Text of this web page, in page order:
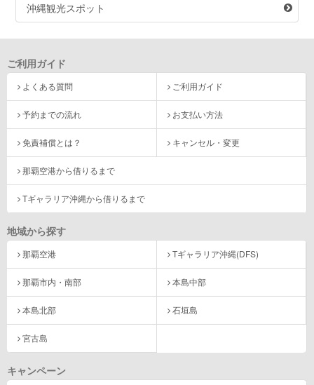
沖縄観光スポット
ご利用ガイド
よくある質問 ご利用ガイド
予約までの流れ お支払い方法
免責補償とは？ キャンセル・変更
那覇空港から借りるまで
Tギャラリア沖縄から借りるまで
地域から探す
那覇空港 Tギャラリア沖縄(DFS)
那覇市内・南部 本島中部
本島北部 石垣島
宮古島
キャンペーン